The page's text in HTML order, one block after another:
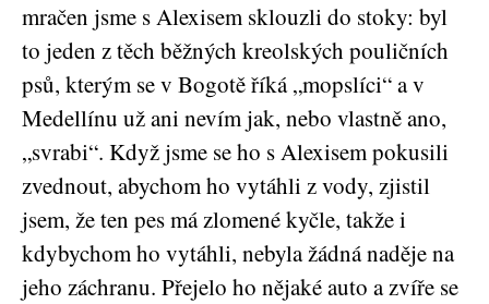
mračen jsme s Alexisem sklouzli do stoky: byl
to jeden z těch běžných kreolských pouličních
psů, kterým se v Bogotě říká „mopslíci“ a v
Medellínu už ani nevím jak, nebo vlastně ano,
„svrabi“. Když jsme se ho s Alexisem pokusili
zvednout, abychom ho vytáhli z vody, zjistil
jsem, že ten pes má zlomené kyčle, takže i
kdybychom ho vytáhli, nebyla žádná naděje na
jeho záchranu. Přejelo ho nějaké auto a zvíře se